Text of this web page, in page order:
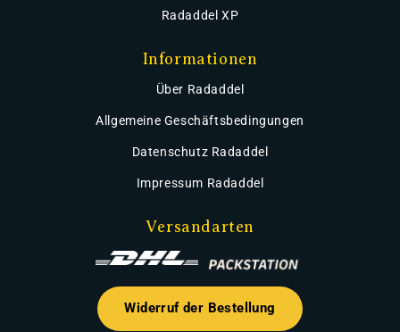
Radaddel XP
Informationen
Über Radaddel
Allgemeine Geschäftsbedingungen
Datenschutz Radaddel
Impressum Radaddel
Versandarten
Widerruf der Bestellung